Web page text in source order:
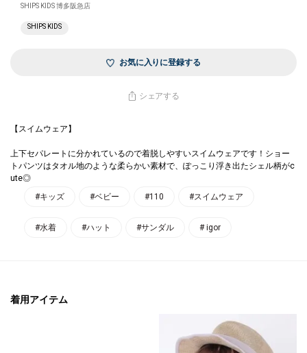
SHIPS KIDS 博多阪急店
SHIPS KIDS
お気に入りに登録する
シェアする
【スイムウェア】
上下セパレートに分かれているので着脱しやすいスイムウェアです！ショー
トパンツはタオル地のような柔らかい素材で、ぽっこり浮き出たシェル柄がc
ute◎
#キッズ
#ベビー #110 #スイムウェア
#水着 #ハット #サンダル # igor
着用アイテム